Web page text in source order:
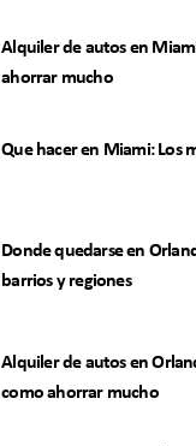
Alquiler de autos en
ahorrar mucho
Que hacer en Miami: Los
Donde quedarse en
barrios y regiones
Alquiler de autos en
como ahorrar mucho